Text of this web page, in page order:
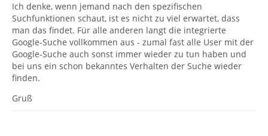
Ich denke, wenn jemand nach den spezifischen
Suchfunktionen schaut, ist es nicht zu viel erwartet, dass
man das findet. Für alle anderen langt die integrierte
Google-Suche vollkommen aus - zumal fast alle User mit der
Google-Suche auch sonst immer wieder zu tun haben und
bei uns ein schon bekanntes Verhalten der Suche wieder
finden.
Gruß